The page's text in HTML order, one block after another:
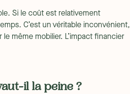
Si le coût est relativement
C’est un véritable inconvénient,
même mobilier. L’impact financier
il la peine ?